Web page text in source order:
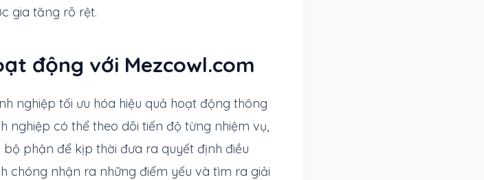
gia tăng rõ rệt.
động với Mezcowl.com
nghiệp tối ưu hóa hiệu quả hoạt động thông
nghiệp có thể theo dõi tiến độ từng nhiệm vụ,
phận để kịp thời đưa ra quyết định điều
chóng nhận ra những điểm yếu và tìm ra giải